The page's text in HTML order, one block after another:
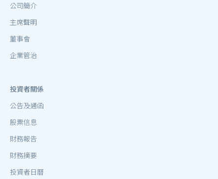
公司簡介
主席聲明
董事會
企業管治
投資者關係
公告及通函
股票信息
財務報告
財務摘要
投資者日曆